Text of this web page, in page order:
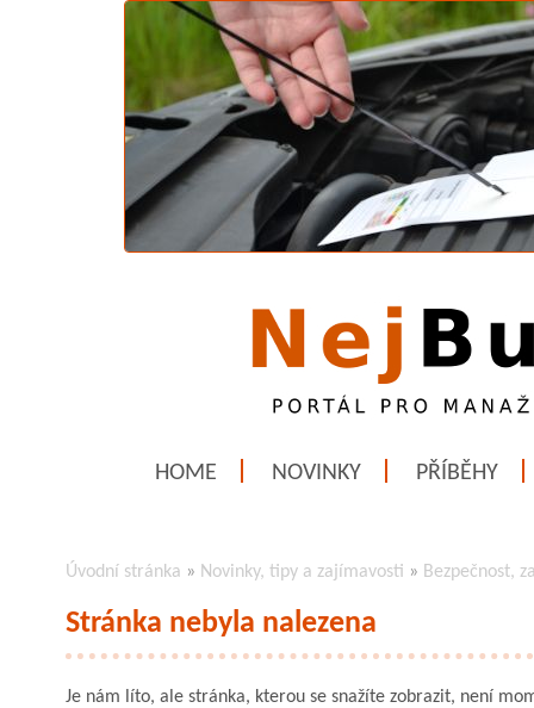
HOME NOVINKY PŘÍBĚHY
Úvodní stránka » Novinky, tipy a zajímavosti » Bezpečnost,
Stránka nebyla nalezena
Je nám líto, ale stránka, kterou se snažíte zobrazit, není